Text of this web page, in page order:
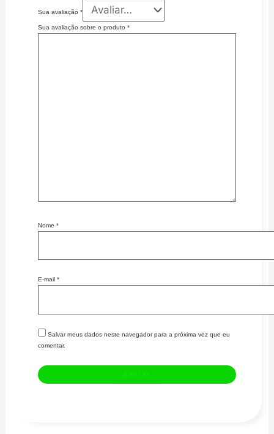
Sua avaliação *
Sua avaliação sobre o produto *
Nome *
E-mail *
Salvar meus dados neste navegador para a próxima vez que eu
comentar.